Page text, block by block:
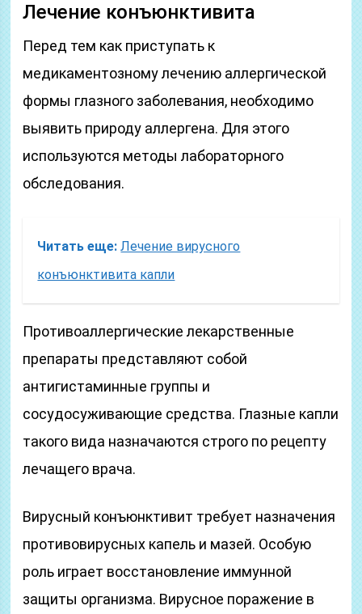
Лечение конъюнктивита
Перед тем как приступать к
медикаментозному лечению аллергической
формы глазного заболевания, необходимо
выявить природу аллергена. Для этого
используются методы лабораторного
обследования.
Читать еще: Лечение вирусного
конъюнктивита капли
Противоаллергические лекарственные
препараты представляют собой
антигистаминные группы и
сосудосуживающие средства. Глазные капли
такого вида назначаются строго по рецепту
лечащего врача.
Вирусный конъюнктивит требует назначения
противовирусных капель и мазей. Особую
роль играет восстановление иммунной
защиты организма. Вирусное поражение в